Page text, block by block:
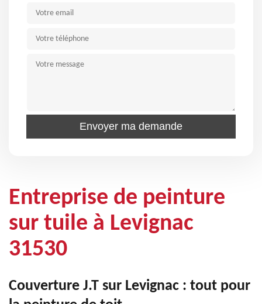
Entreprise de peinture
sur tuile à Levignac
31530
Couverture J.T sur Levignac : tout pour